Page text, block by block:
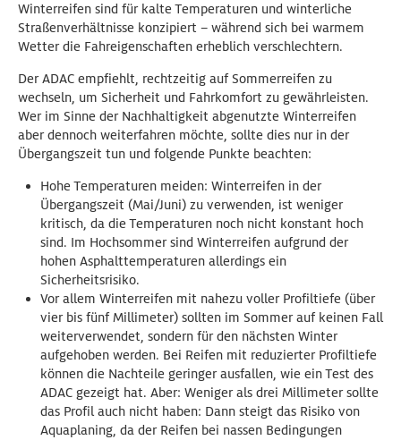
Winterreifen sind für kalte Temperaturen und winterliche
Straßenverhältnisse konzipiert – während sich bei warmem
Wetter die Fahreigenschaften erheblich verschlechtern.
Der ADAC empfiehlt, rechtzeitig auf Sommerreifen zu
wechseln, um Sicherheit und Fahrkomfort zu gewährleisten.
Wer im Sinne der Nachhaltigkeit abgenutzte Winterreifen
aber dennoch weiterfahren möchte, sollte dies nur in der
Übergangszeit tun und folgende Punkte beachten:
Hohe Temperaturen meiden: Winterreifen in der
Übergangszeit (Mai/Juni) zu verwenden, ist weniger
kritisch, da die Temperaturen noch nicht konstant hoch
sind. Im Hochsommer sind Winterreifen aufgrund der
hohen Asphalttemperaturen allerdings ein
Sicherheitsrisiko.
Vor allem Winterreifen mit nahezu voller Profiltiefe (über
vier bis fünf Millimeter) sollten im Sommer auf keinen Fall
weiterverwendet, sondern für den nächsten Winter
aufgehoben werden. Bei Reifen mit reduzierter Profiltiefe
können die Nachteile geringer ausfallen, wie ein Test des
ADAC gezeigt hat. Aber: Weniger als drei Millimeter sollte
das Profil auch nicht haben: Dann steigt das Risiko von
Aquaplaning, da der Reifen bei nassen Bedingungen